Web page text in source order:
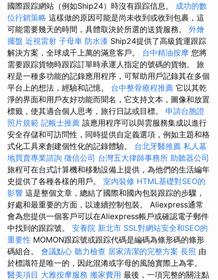
國際跟踪網站（例如Ship24）時沒有跟踪信息。 成功的數
位行銷策略 這樣做的原因可能是尚未收到或收到包裹，這
可能需要幾天的時間，具體取決於所選的送貨服務。 外燴
擺盤 近視雷射 子母車 防水漆 Ship24提供了高級貨運跟踪
解決方案，全球成千上萬的滿意客戶。 台中精油按摩 您將
需要跟踪貨物時跟踪訂單時承運人指定的號碼的貨物。 旅
程是一種多功能的記錄應用程序，可幫助用戶記錄其在多個
平台上的想法，經驗和記憶。 台中整骨療程推薦 它以其乾
淨的界面和用戶友好功能而聞名，它支持文本，圖像和放置
標籤，使其適合個人思考，旅行日誌或目標。 申請台胞證
照片規範 記帳士推薦 該應用程序可以與雲服務集成以進行
安全存儲和可訪問性，同時提供自定義選項，例如主題和格
式化工具來創建個性化的記錄體驗。 台北牙醫推薦 私人墓
地買賣專業諮詢 徵信公司 台灣五大律師事務所 助聽器公司
旅程可在台式計算機和移動設備上提供，為他們的生活編年
史提供了各種各樣的用戶。 室內裝修 HTML基礎對SEO的
影響 這是整個文章，總結了國際和國內包裝跟踪的步驟，
好處和最重要的方面，以連續控制包裝。 Aliexpress通常
會為您提供一個客戶可以在Aliexpress帳戶或確認電子郵件
中找到的跟踪號。 安養院 新北市 SSL對網站安全和SEO的
重要性 MOMON跟踪號或跟踪代碼是編碼為條形碼的條形
碼組合。 會議點心 聽力檢查 居家清潔的完整方案 長照 由
於標識符是唯一的，因此混淆或字母的風險實際上為零。
醫美項目 大雅按摩服務 搬家費用 最後，一項完整的關注點